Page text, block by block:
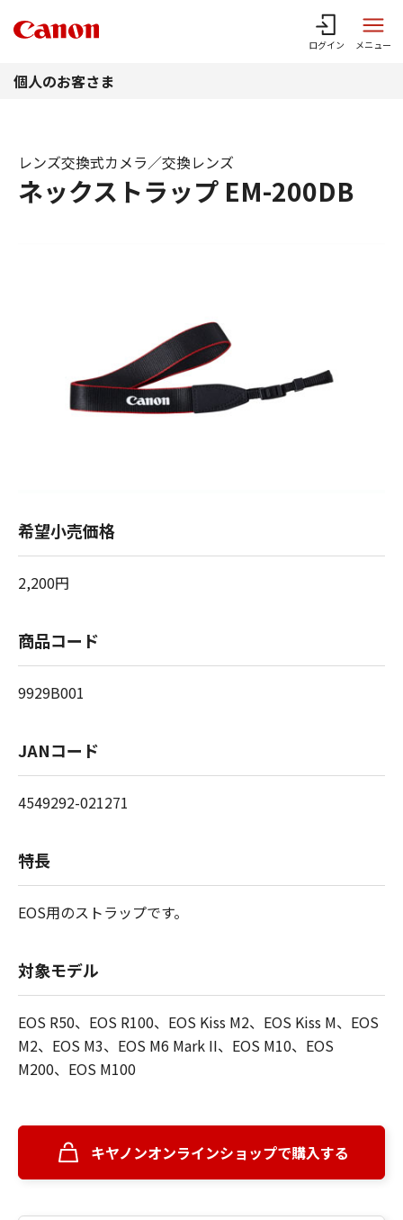
ログイン メニュー
個人のお客さま
ネックストラップ EM-200DB
レンズ交換式カメラ／交換レンズ
希望小売価格
2,200円
商品コード
9929B001
JANコード
4549292-021271
特長
EOS用のストラップです。
対象モデル
EOS R50、EOS R100、EOS Kiss M2、EOS Kiss M、EOS
M2、EOS M3、EOS M6 Mark II、EOS M10、EOS
M200、EOS M100
キヤノンオンラインショップで購入する